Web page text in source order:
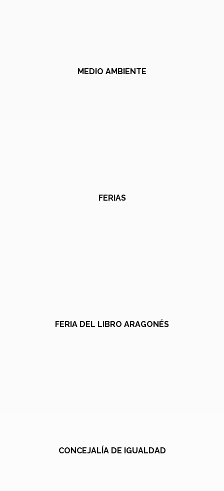
MEDIO AMBIENTE
FERIAS
FERIA DEL LIBRO ARAGONÉS
CONCEJALÍA DE IGUALDAD